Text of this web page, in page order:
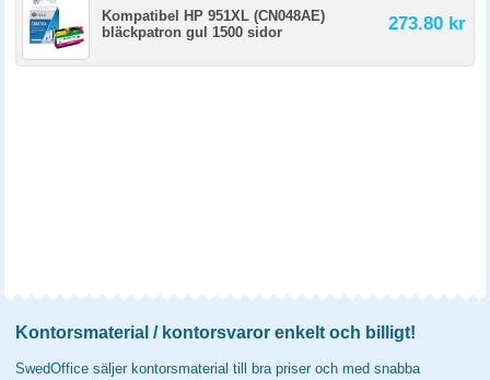
Kompatibel HP 951XL (CN048AE)
bläckpatron gul 1500 sidor
273.80 kr
Kontorsmaterial / kontorsvaror enkelt och billigt!
SwedOffice säljer kontorsmaterial till bra priser och med snabba